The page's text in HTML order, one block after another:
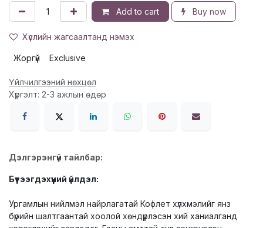
Add to cart Buy now
Хүслийн жагсаалтанд нэмэх
Жоргүй Exclusive
Үйлчилгээний нөхцөл
Хүргэлт: 2-3 ажлын өдөр
Дэлгэрэнгүй тайлбар:
Бүтээгдэхүүний үйлдэл:
Ургамлын нийлмэл найрлагатай Кофлет хүлхмэлийг янз
бүрийн шалтгаантай хоолой хөндүүрлэсэн хий ханиалганд